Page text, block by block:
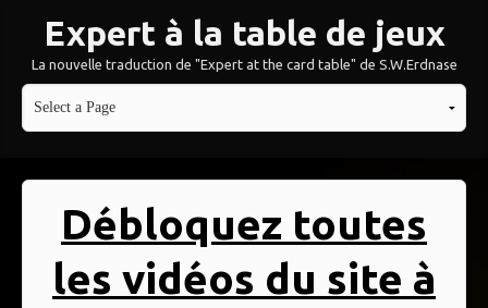
Expert à la table de jeux
La nouvelle traduction de "Expert at the card table" de S.W.Erdnase
Débloquez toutes
les vidéos du site à